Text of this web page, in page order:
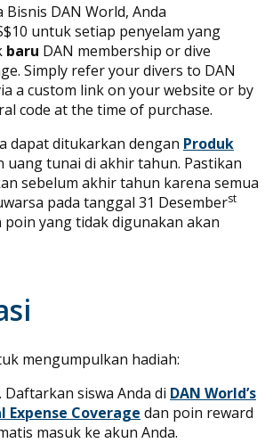
DAN World, Anda
untuk setiap penyelam yang
baru DAN membership or dive
Simply refer your divers to DAN
a custom link on your website or by
code at the time of purchase.
dapat ditukarkan dengan Produk
uang tunai di akhir tahun. Pastikan
sebelum akhir tahun karena semua
pada tanggal 31 Desemberst
yang tidak digunakan akan
mengumpulkan hadiah:
Daftarkan siswa Anda di DAN World’s
Expense Coverage dan poin reward
masuk ke akun Anda.